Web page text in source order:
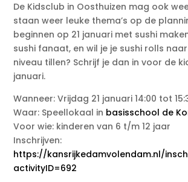
De Kidsclub in Oosthuizen mag ook
staan weer leuke thema’s op de
beginnen op 21 januari met sushi
sushi fanaat, en wil je je sushi rolls
niveau tillen? Schrijf je dan in voor de
januari.
Wanneer: Vrijdag 21 januari 14:00 tot
Waar: Speellokaal in basisschool de
Voor wie: kinderen van 6 t/m 12 jaar
Inschrijven:
https://kansrijkedamvolendam.nl/
activityID=692